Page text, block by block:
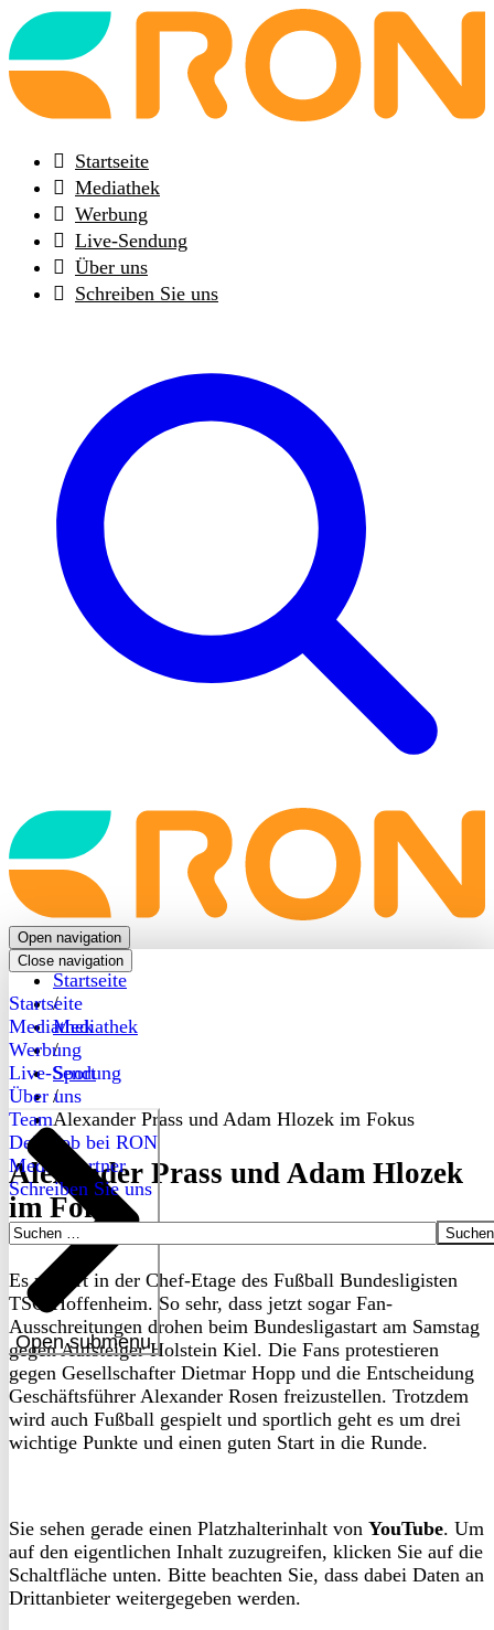
Back
to
frontpage
Startseite
Mediathek
Werbung
Live-Sendung
Über uns
Schreiben Sie uns
Back
to
frontpage
Open navigation
Close navigation
Startseite
Mediathek
Werbung
Live-Sendung
Über uns
Open submenu
Team
Dein Job bei RON
Medienpartner
Schreiben Sie uns
Suchen
Startseite
/
Mediathek
/
Sport
/
Alexander Prass und Adam Hlozek im Fokus
Alexander Prass und Adam Hlozek
im Fokus
Es rumort in der Chef-Etage des Fußball Bundesligisten
TSG Hoffenheim. So sehr, dass jetzt sogar Fan-
Ausschreitungen drohen beim Bundesligastart am Samstag
gegen Aufsteiger Holstein Kiel. Die Fans protestieren
gegen Gesellschafter Dietmar Hopp und die Entscheidung
Geschäftsführer Alexander Rosen freizustellen. Trotzdem
wird auch Fußball gespielt und sportlich geht es um drei
wichtige Punkte und einen guten Start in die Runde.
Sie sehen gerade einen Platzhalterinhalt von YouTube. Um
auf den eigentlichen Inhalt zuzugreifen, klicken Sie auf die
Schaltfläche unten. Bitte beachten Sie, dass dabei Daten an
Drittanbieter weitergegeben werden.